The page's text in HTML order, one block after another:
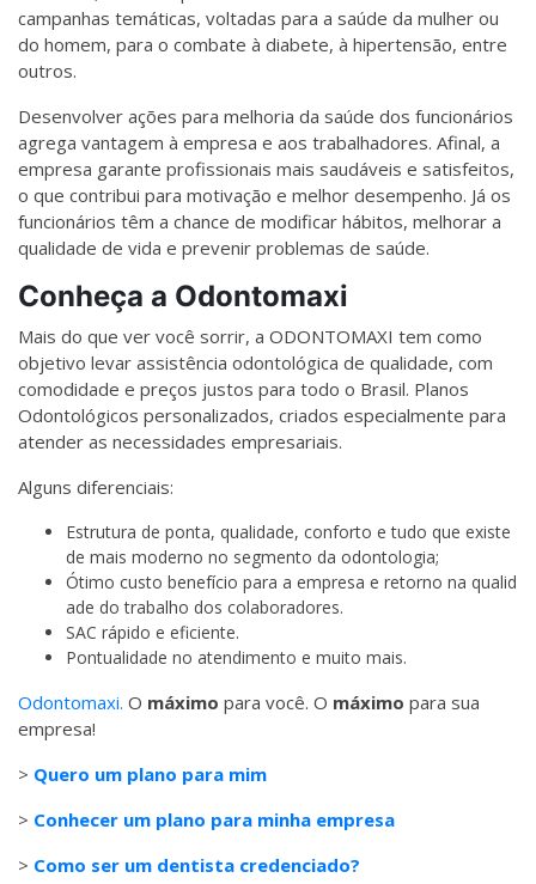
campanhas temáticas, voltadas para a saúde da mulher ou
do homem, para o combate à diabete, à hipertensão, entre
outros.
Desenvolver ações para melhoria da saúde dos funcionários
agrega vantagem à empresa e aos trabalhadores. Afinal, a
empresa garante profissionais mais saudáveis e satisfeitos,
o que contribui para motivação e melhor desempenho. Já os
funcionários têm a chance de modificar hábitos, melhorar a
qualidade de vida e prevenir problemas de saúde.
Conheça a Odontomaxi
Mais do que ver você sorrir, a ODONTOMAXI tem como
objetivo levar assistência odontológica de qualidade, com
comodidade e preços justos para todo o Brasil. Planos
Odontológicos personalizados, criados especialmente para
atender as necessidades empresariais.
Alguns diferenciais:
Estrutura de ponta, qualidade, conforto e tudo que existe
de mais moderno no segmento da odontologia;
Ótimo custo benefício para a empresa e retorno na qualid
ade do trabalho dos colaboradores.
SAC rápido e eficiente.
Pontualidade no atendimento e muito mais.
Odontomaxi. O máximo para você. O máximo para sua
empresa!
> Quero um plano para mim
> Conhecer um plano para minha empresa
> Como ser um dentista credenciado?